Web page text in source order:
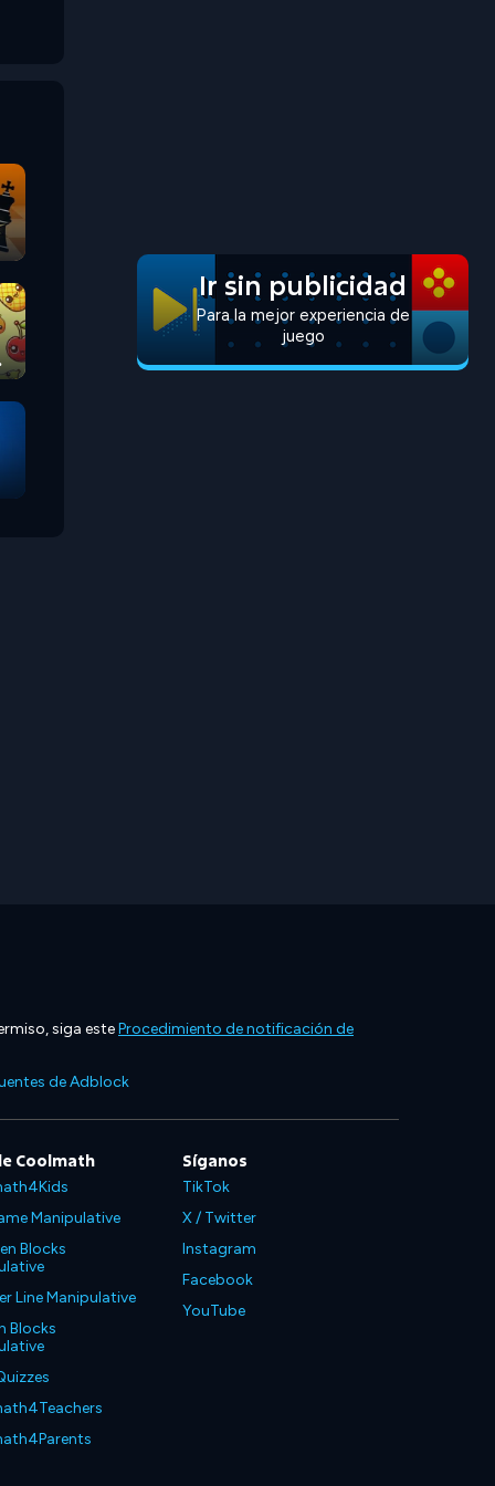
Ir sin publicidad
Para la mejor experiencia de
juego
siga esteProcedimiento de notificación de
de Adblock
Coolmath
Manipulative
Blocks
Line Manipulative
Blocks
Síganos
TikTok
X / Twitter
Instagram
Facebook
YouTube